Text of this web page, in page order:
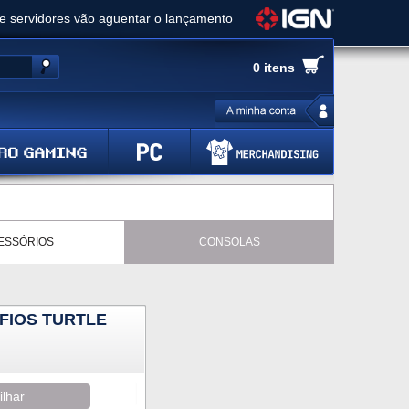
servidores vão aguentar o lançamento
cópias e vai receber novo conteúdo
Ghost of Yotei - Análise
Gear Solid Delta: Snake Eater - Análise
anuncia livestream para o Fallout Day
0 itens
CONSOLAS
TURTLE